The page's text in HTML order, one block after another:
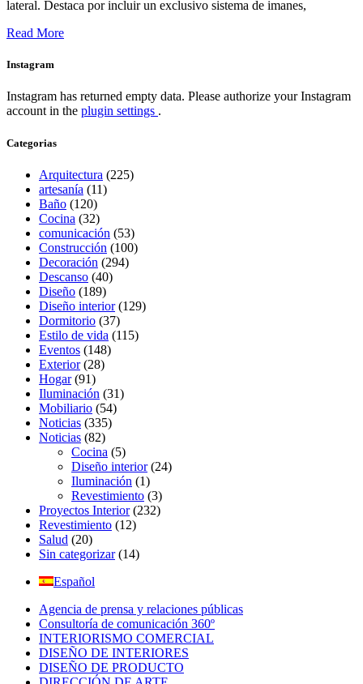
lateral. Destaca por incluir un exclusivo sistema de imanes,
Read More
Instagram
Instagram has returned empty data. Please authorize your Instagram
account in the plugin settings .
Categorias
Arquitectura (225)
artesanía (11)
Baño (120)
Cocina (32)
comunicación (53)
Construcción (100)
Decoración (294)
Descanso (40)
Diseño (189)
Diseño interior(129)
Dormitorio (37)
Estilo de vida (115)
Eventos (148)
Exterior(28)
Hogar(91)
Iluminación (31)
Mobiliario (54)
Noticias (335)
Noticias (82)
Cocina (5)
Diseño interior(24)
Iluminación (1)
Revestimiento (3)
Proyectos Interior(232)
Revestimiento (12)
Salud (20)
Sin categorizar(14)
Español
Agencia de prensa y relaciones públicas
Consultoría de comunicación 360º
INTERIORISMO COMERCIAL
DISEÑO DE INTERIORES
DISEÑO DE PRODUCTO